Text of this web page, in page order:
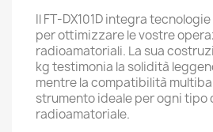
Il FT-DX101D integra
per ottimizzare le vostre
radioamatoriali. La sua
kg testimonia la solidità
mentre la compatibilità
strumento ideale per ogni tipo
radioamatoriale.